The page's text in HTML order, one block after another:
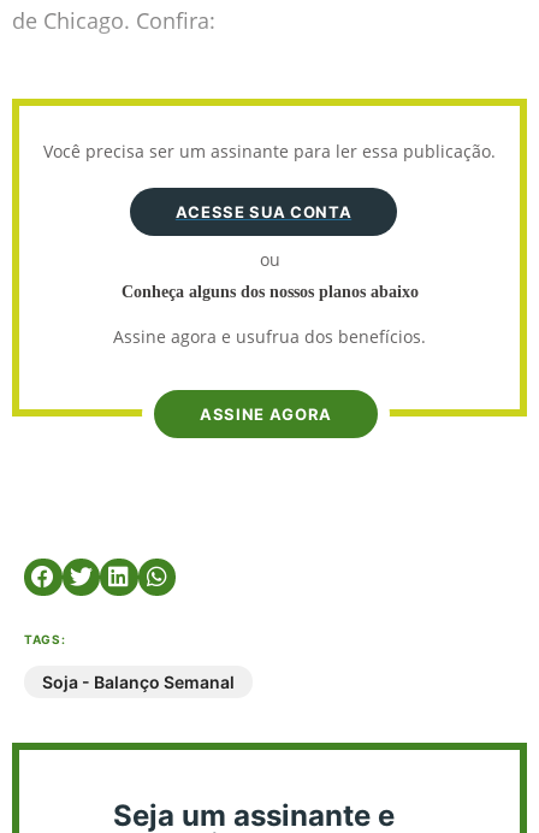
de Chicago. Confira:
Você precisa ser um assinante para ler essa publicação.
ACESSE SUA CONTA
ou
Conheça alguns dos nossos planos abaixo
Assine agora e usufrua dos benefícios.
ASSINE AGORA
TAGS:
Soja - Balanço Semanal
Seja um assinante e